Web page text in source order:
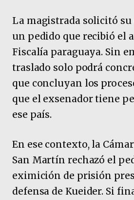
La magistrada solicitó
un pedido que recibió el
Fiscalía paraguaya. Sin
traslado solo podrá
que concluyan los
que el exsenador tiene
ese país.
En ese contexto, la
San Martín rechazó el
eximición de prisión
defensa de Kueider. Si